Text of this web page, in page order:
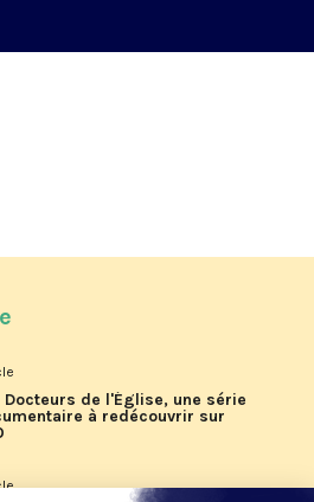
Docteurs de l'Église, une série
à redécouvrir sur